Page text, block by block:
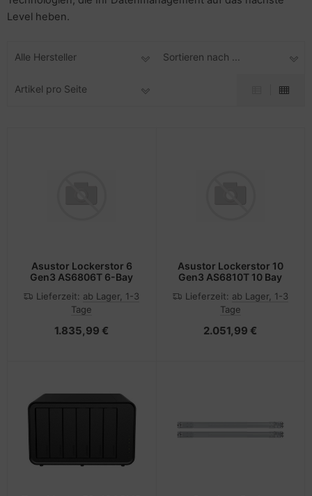
Level heben.
Alle Hersteller Sortieren nach ...
Artikel pro Seite
Asustor Lockerstor 6
Gen3 AS6806T 6-Bay
Lieferzeit: ab Lager, 1-3
Tage
1.835,99 €
Asustor Lockerstor 10
Gen3 AS6810T 10 Bay
Lieferzeit: ab Lager, 1-3
Tage
2.051,99 €